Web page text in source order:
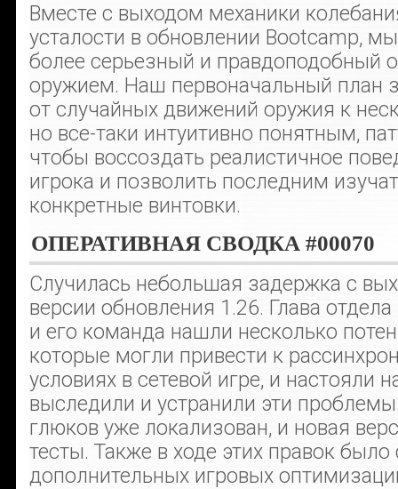
Вместе с выходом механики
усталости в обновлении Bootcamp,
более серьезный и правдоподобный
оружием. Наш первоначальный план
от случайных движений оружия к
но все-таки интуитивно понятным,
чтобы воссоздать реалистичное
игрока и позволить последним
конкретные винтовки.
ОПЕРАТИВНАЯ СВОДКА #00070
Случилась небольшая задержка с
версии обновления 1.26. Глава
и его команда нашли несколько
которые могли привести к
условиях в сетевой игре, и настояли
выследили и устранили эти
глюков уже локализован, и новая
тесты. Также в ходе этих правок
дополнительных игровых